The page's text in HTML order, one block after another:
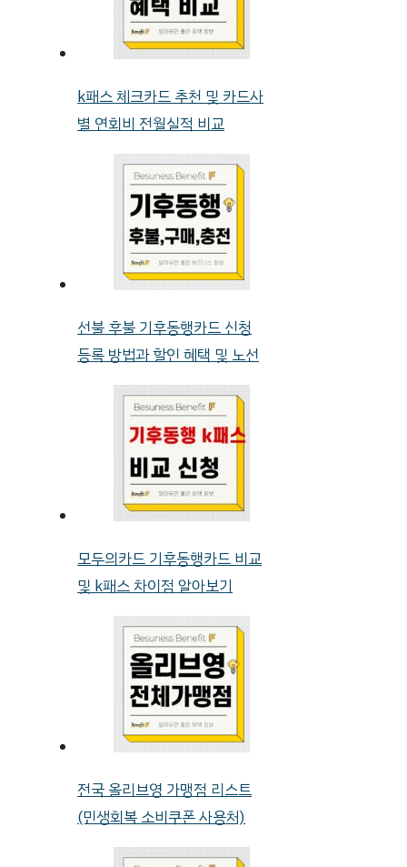
k패스 체크카드 추천 및 카드사
별 연회비 전월실적 비교
선불 후불 기후동행카드 신청
등록 방법과 할인 혜택 및 노선
모두의카드 기후동행카드 비교
및 k패스 차이점 알아보기
전국 올리브영 가맹점 리스트
(민생회복 소비쿠폰 사용처)